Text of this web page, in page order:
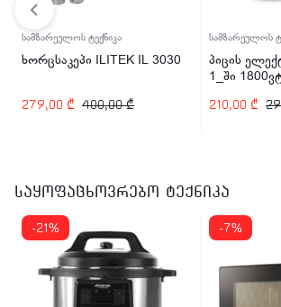
სამზარეულოს ტექნიკა
ხორცსაკეპი ILITEK IL 3030
400,00₾
279,00 ₾
სამზარეულოს
პიცის
1_ში
210,00 ₾
საყოფაცხოვრებო ტექნიკა
-21% -7%